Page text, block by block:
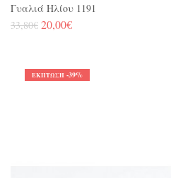
Γυαλιά Ηλίου 1191
33,80€ 20,00€
ΈΚΠΤΩΣΗ -39%